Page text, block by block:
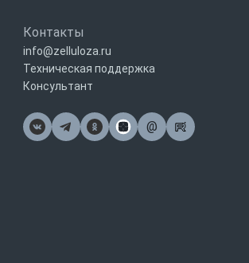
Контакты
info@zelluloza.ru
Техническая поддержка
Консультант
@Почта